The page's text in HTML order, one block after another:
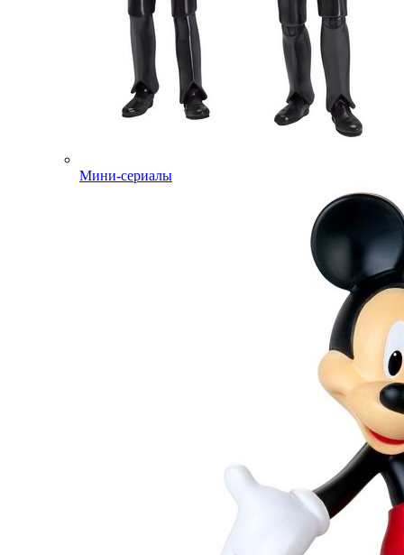
Мини-сериалы